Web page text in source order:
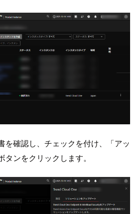
を確認し、チェックを付け、「アッ
ンをクリックします。